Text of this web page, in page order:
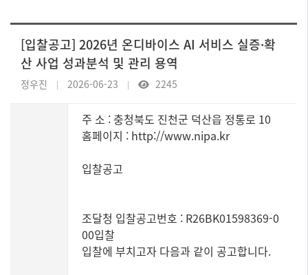
[입찰공고] 2026년 온디바이스 AI 서비스 실증·확
산 사업 성과분석 및 관리 용역
정우진 2026-06-23 2245
주 소 : 충청북도 진천군 덕산읍 정통로 10
홈페이지 : http://www.nipa.kr
입찰공고
조달청 입찰공고번호 : R26BK01598369-0
00입찰
입찰에 부치고자 다음과 같이 공고합니다.